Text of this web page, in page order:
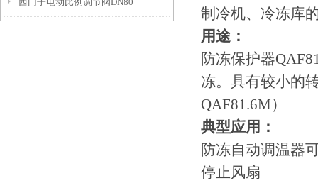
制冷机、冷冻库
用途：
防冻保护器
冻。具有较小的
QAF81.6M）
典型应用：
防冻自动调温器
停止风扇